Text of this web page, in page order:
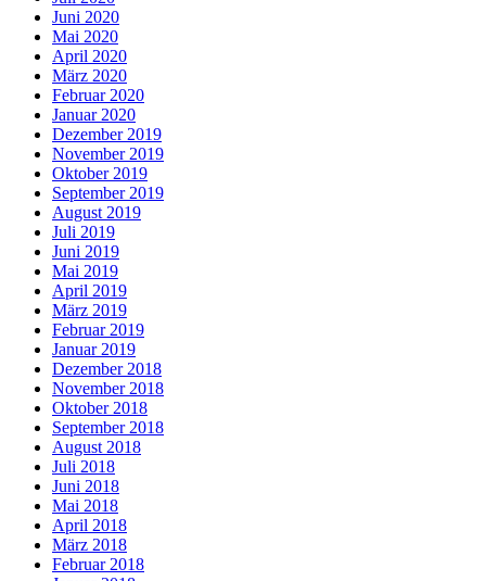
Juni 2020
Mai 2020
April 2020
März 2020
Februar 2020
Januar 2020
Dezember 2019
November 2019
Oktober 2019
September 2019
August 2019
Juli 2019
Juni 2019
Mai 2019
April 2019
März 2019
Februar 2019
Januar 2019
Dezember 2018
November 2018
Oktober 2018
September 2018
August 2018
Juli 2018
Juni 2018
Mai 2018
April 2018
März 2018
Februar 2018